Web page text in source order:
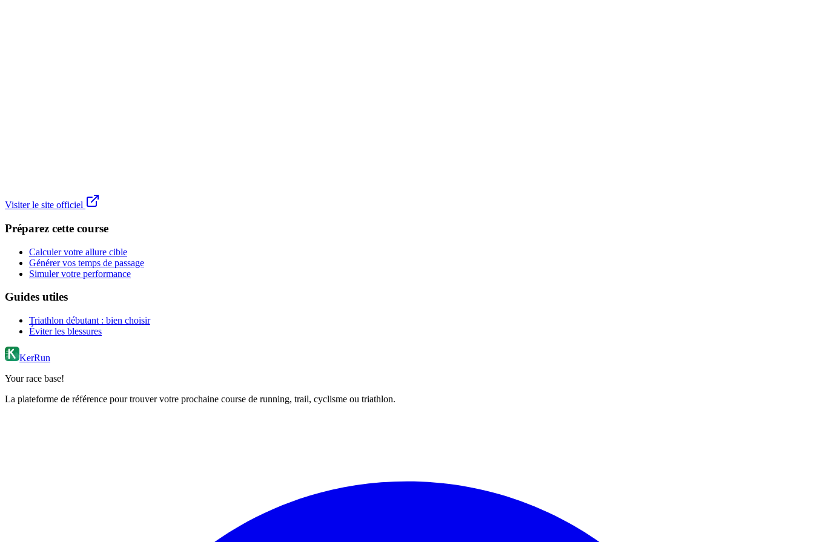
Visiter le site officiel
Préparez cette course
Calculer votre allure cible
Générer vos temps de passage
Simuler votre performance
Guides utiles
Triathlon débutant : bien choisir
Éviter les blessures
KerRun
Your race base!
La plateforme de référence pour trouver votre prochaine course de running, trail, cyclisme ou triathlon.